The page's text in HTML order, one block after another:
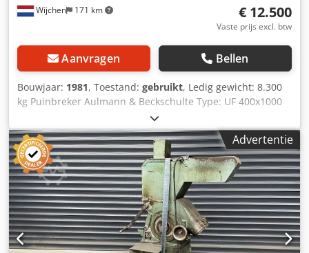
Wijchen 171 km € 12.500
Vaste prijs excl. btw
Aanvragen Bellen
Bouwjaar: 1981, Toestand: gebruikt, Ledig gewicht: 8.300
kg Puinbreker Aulmann & Beckschulte Type: UF 400x1000
Bouwjaar: 1981 afmetingen: 4700mm x 1600mm x 2800mm
(LxBxH) invoer opening: 600mm x 430mm Motor: 50HZ 420V
55KW 95A Word door ons gedemonteerd. - Bouwjaar: 1981
- Documentatie aanwezig: Nee - CE certificaat aanwezig:
Nee - Transportgewicht [kg]: 8300kg Financiële informatie
BTW: De getoonde prijs is exclusief BTW BTW/marge: BTW
verrekenbaar voor ondernemers Cjdpfjzry T Eex Akkjrf
Levering en inruil altijd mogelijk van alles in de industriële
sectoren Lukas van Rossum
Advertentie